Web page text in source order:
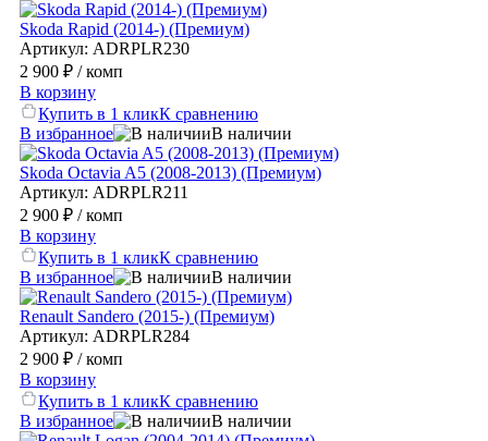
Skoda Rapid (2014-) (Премиум)
Артикул: ADRPLR230
2 900 ₽ / комп
В корзину
Купить в 1 кликК сравнению
В избранное
В наличии
Skoda Octavia A5 (2008-2013) (Премиум)
Артикул: ADRPLR211
2 900 ₽ / комп
В корзину
Купить в 1 кликК сравнению
В избранное
В наличии
Renault Sandero (2015-) (Премиум)
Артикул: ADRPLR284
2 900 ₽ / комп
В корзину
Купить в 1 кликК сравнению
В избранное
В наличии